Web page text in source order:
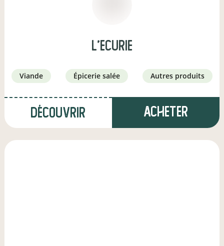
L'ECURIE
viande épicerie salée autres produits
Découvrir Acheter